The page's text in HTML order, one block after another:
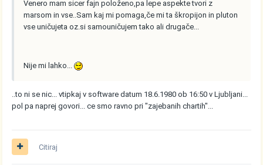
Venero mam sicer fajn položeno,pa lepe aspekte tvori z
marsom in vse..Sam kaj mi pomaga,če mi ta škropijon in pluton
vse uničujeta oz.si samouničujem tako ali drugače...
Nije mi lahko...
..to ni se nic... vtipkaj v software datum 18.6.1980 ob 16:50 v Ljubljani...
pol pa naprej govori... ce smo ravno pri "zajebanih chartih"...
Citiraj